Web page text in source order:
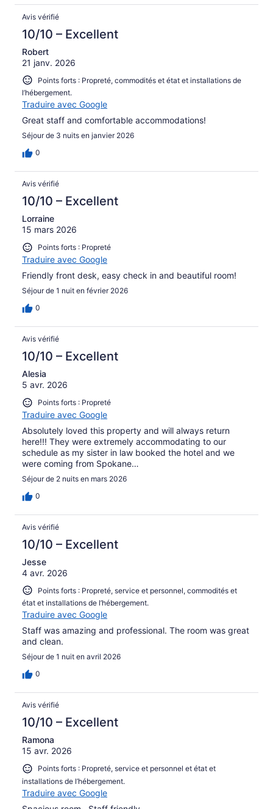
Avis vérifié
10/10 – Excellent
Robert
21 janv. 2026
Points forts : Propreté, commodités et état et installations de
l’hébergement.
Traduire avec Google
Great staff and comfortable accommodations!
Séjour de 3 nuits en janvier 2026
0
Avis vérifié
10/10 – Excellent
Lorraine
15 mars 2026
Points forts : Propreté
Traduire avec Google
Friendly front desk, easy check in and beautiful room!
Séjour de 1 nuit en février 2026
0
Avis vérifié
10/10 – Excellent
Alesia
5 avr. 2026
Points forts : Propreté
Traduire avec Google
Absolutely loved this property and will always return
here!!! They were extremely accommodating to our
schedule as my sister in law booked the hotel and we
were coming from Spokane…
Séjour de 2 nuits en mars 2026
0
Avis vérifié
10/10 – Excellent
Jesse
4 avr. 2026
Points forts : Propreté, service et personnel, commodités et
état et installations de l’hébergement.
Traduire avec Google
Staff was amazing and professional. The room was great
and clean.
Séjour de 1 nuit en avril 2026
0
Avis vérifié
10/10 – Excellent
Ramona
15 avr. 2026
Points forts : Propreté, service et personnel et état et
installations de l’hébergement.
Traduire avec Google